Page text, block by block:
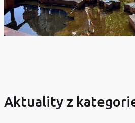
Aktuality z